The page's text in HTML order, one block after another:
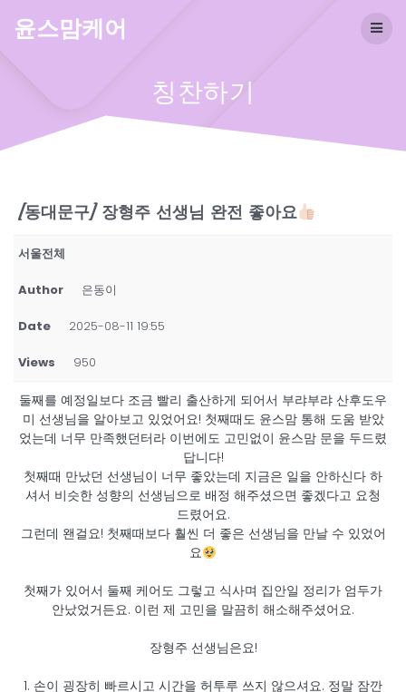
윤스맘케어
칭찬하기
[동대문구] 장형주 선생님 완전 좋아요
서울전체
Author 은동이
Date 2025-08-11 19:55
Views 950
둘째를 예정일보다 조금 빨리 출산하게 되어서 부랴부랴 산후도우
미 선생님을 알아보고 있었어요! 첫째때도 윤스맘 통해 도움 받았
었는데 너무 만족했던터라 이번에도 고민없이 윤스맘 문을 두드렸
답니다!
첫째때 만났던 선생님이 너무 좋았는데 지금은 일을 안하신다 하
셔서 비슷한 성향의 선생님으로 배정 해주셨으면 좋겠다고 요청
드렸어요.
그런데 왠걸요! 첫째때보다 훨씬 더 좋은 선생님을 만날 수 있었어
요
첫째가 있어서 둘째 케어도 그렇고 식사며 집안일 정리가 엄두가
안났었거든요. 이런 제 고민을 말끔히 해소해주셨어요.
장형주 선생님은요!
1. 손이 굉장히 빠르시고 시간을 허투루 쓰지 않으셔요. 정말 잠깐